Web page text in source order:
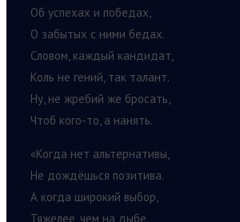
Об успехах и победах,
О забытых с ними бедах.
Словом, каждый кандидат,
Коль не гений, так талант.
Ну, не жребий же бросать,
Чтоб кого-то, а нанять.
«Когда нет альтернативы,
Не дождёшься позитива.
А когда широкий выбор,
Тяжелее, чем на дыбе.